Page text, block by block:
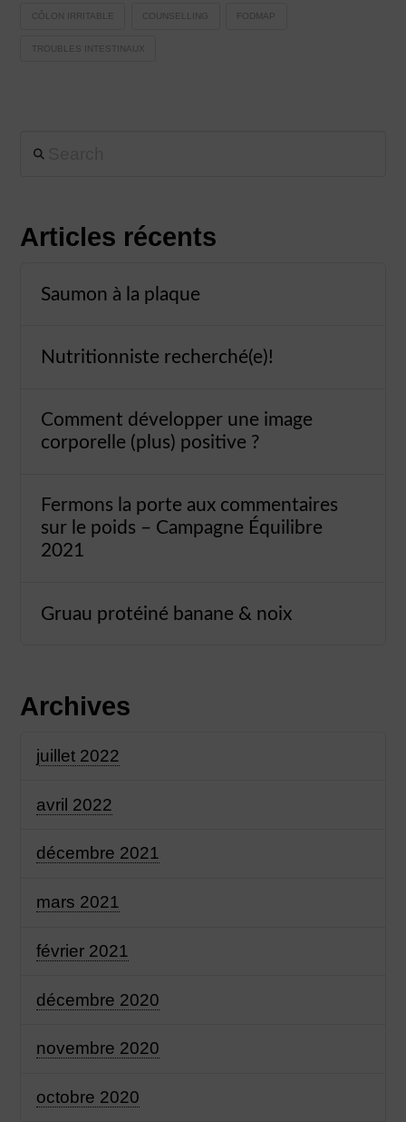
CÔLON IRRITABLE COUNSELLING FODMAP
TROUBLES INTESTINAUX
Search
Articles récents
Saumon à la plaque
Nutritionniste recherché(e)!
Comment développer une image
corporelle (plus) positive ?
Fermons la porte aux commentaires
sur le poids – Campagne Équilibre
2021
Gruau protéiné banane & noix
Archives
juillet 2022
avril 2022
décembre 2021
mars 2021
février 2021
décembre 2020
novembre 2020
octobre 2020